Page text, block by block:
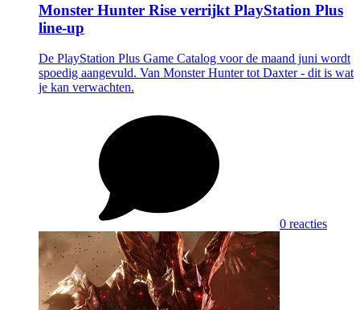
Monster Hunter Rise verrijkt PlayStation Plus
line-up
De PlayStation Plus Game Catalog voor de maand juni wordt
spoedig aangevuld. Van Monster Hunter tot Daxter - dit is wat
je kan verwachten.
0 reacties